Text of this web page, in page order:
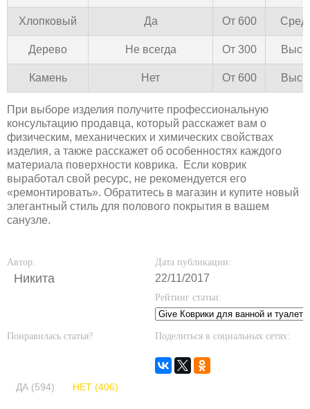
Хлопковый Да От 600
Дерево Не всегда От 300
Камень Нет От 600
При выборе изделия получите профессиональную
консультацию продавца, который расскажет вам о
физическим, механических и химических свойствах
изделия, а также расскажет об особенностях каждого
материала поверхности коврика. Если коврик
выработал свой ресурс, не рекомендуется его
«ремонтировать». Обратитесь в магазин и купите новый
элегантный стиль для полового покрытия в вашем
санузле.
Автор:
Никита
Дата публикации:
22/11/2017
Рейтинг статьи:
Понравилась статья?
ДА (594) НЕТ (406)
Поделиться в социальных сетях: